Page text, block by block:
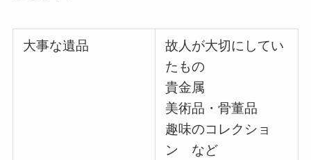
大事な遺品
故人が大切にしてい
たもの
貴金属
美術品・骨董品
趣味のコレクショ
ン など